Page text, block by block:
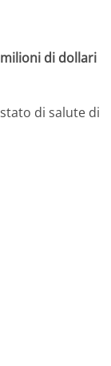
di dollari
di salute di